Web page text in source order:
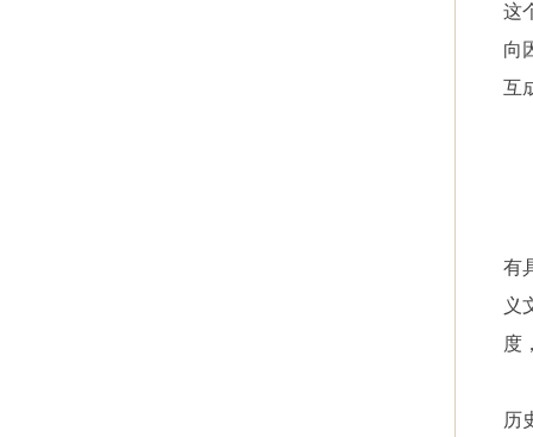
这
向
互
有
义
度
历